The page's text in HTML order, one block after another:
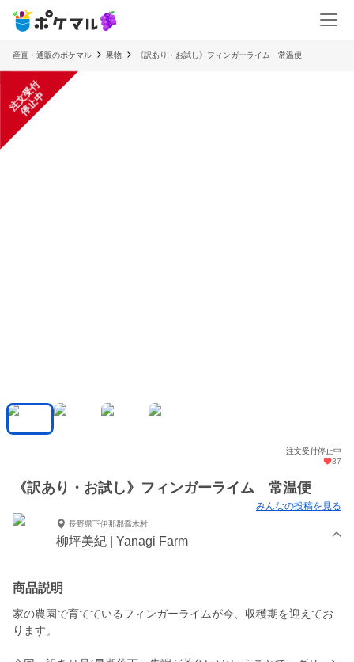
産直・通販のポケマル 果物 《訳あり・お試し》フィンガーライム 常温便
注
文
受
付
停
止
中
注文受付停止中
37
《訳あり・お試し》フィンガーライム 常温便
みんなの投稿を見る
長野県下伊那郡喬木村
柳坪美紀 | Yanagi Farm
商品説明
家の農園で育てているフィンガーライムが今、収穫期を迎えてお
ります。